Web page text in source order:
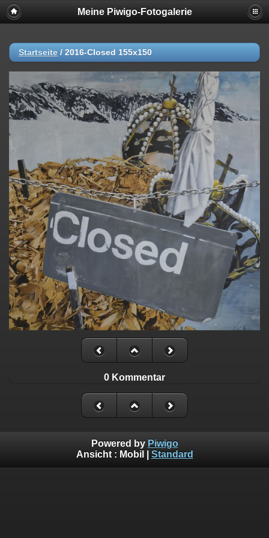
Meine Piwigo-Fotogalerie
Startseite / 2016-Closed 155x150
0 Kommentar
Powered by Piwigo
Ansicht : Mobil Standard